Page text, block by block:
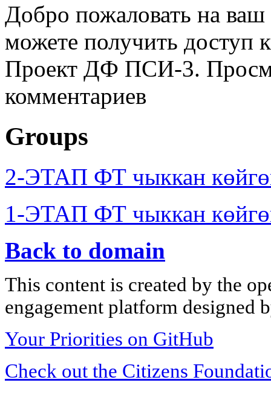
Добро пожаловать на
можете получить доступ
Проект ДФ ПСИ-3.
комментариев
Groups
2-ЭТАП ФТ чыккан
1-ЭТАП ФТ чыккан
Back to domain
This content is created by the
engagement platform designed
Your Priorities on GitHub
Check out the Citizens